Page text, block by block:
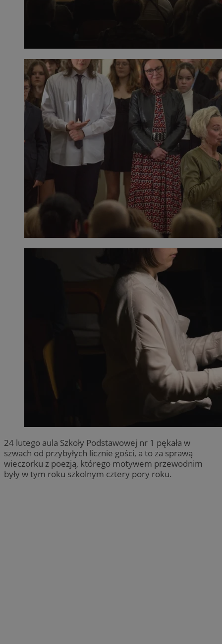
24 lutego aula Szkoły Podstawowej nr 1 pękała w
szwach od przybyłych licznie gości, a to za sprawą
wieczorku z poezją, którego motywem przewodnim
były w tym roku szkolnym cztery pory roku.